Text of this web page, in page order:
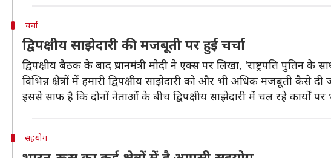
चर्चा
द्विपक्षीय साझेदारी की मजबूती पर हुई चर्चा
द्विपक्षीय बैठक के बाद प्रधानमंत्री माेदी ने एक्स पर लिखा, 'राष्ट्रपति
विभिन्न क्षेत्रों में हमारी द्विपक्षीय साझेदारी को और भी अधिक मजबूती कैसे दी
इससे साफ है कि दोनों नेताओं के बीच द्विपक्षीय साझेदारी में चल रहे कार्याें
सहयोग